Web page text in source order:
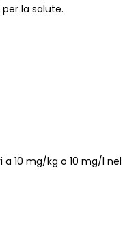
la salute.
10 mg/kg o 10 mg/l nel